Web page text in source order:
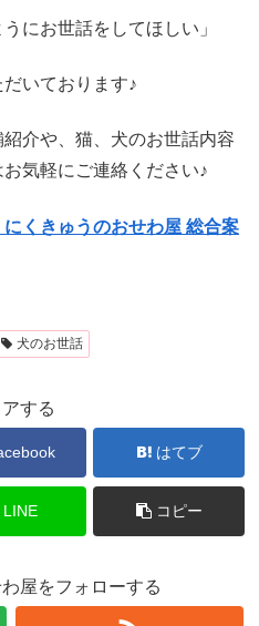
にお世話をしてほしい」
いております♪
介や、猫、犬のお世話内容
気軽にご連絡ください♪
くきゅうのおせわ屋 総合案
犬のお世話
する
はてブ
LINE コピー
屋をフォローする